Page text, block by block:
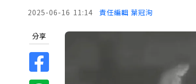
2025-06-16 11:14 責任編輯 葉冠洵
分享